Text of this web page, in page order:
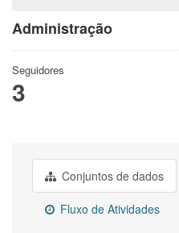
Administração
Seguidores
3
Conjuntos de dados
Fluxo de Atividades